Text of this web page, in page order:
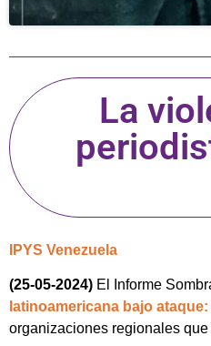
La
IPYS Venezuela
(25-05-2024) El Informe
latinoamericana bajo
organizaciones regionales